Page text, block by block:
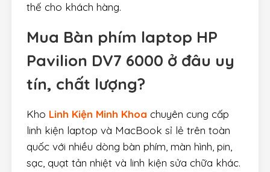
thế cho khách hàng.
Mua Bàn phím laptop HP
Pavilion DV7 6000 ở đâu uy
tín, chất lượng?
Kho Linh Kiện Minh Khoa chuyên cung cấp
linh kiện laptop và MacBook sỉ lẻ trên toàn
quốc với nhiều dòng bàn phím, màn hình, pin,
sạc, quạt tản nhiệt và linh kiện sửa chữa khác.